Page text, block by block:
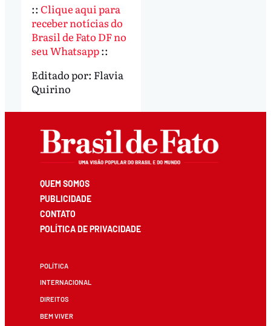
:: Clique aqui para
receber notícias do
Brasil de Fato DF no
seu Whatsapp::
Editado por: Flavia
Quirino
QUEM SOMOS
PUBLICIDADE
CONTATO
POLÍTICA DE PRIVACIDADE
POLÍTICA
INTERNACIONAL
DIREITOS
BEM VIVER